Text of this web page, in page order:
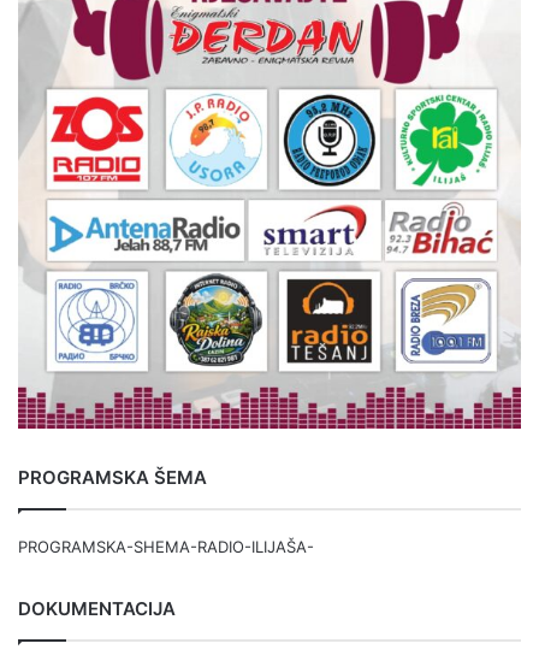
PROGRAMSKA ŠEMA
PROGRAMSKA-SHEMA-RADIO-ILIJAŠA-
DOKUMENTACIJA